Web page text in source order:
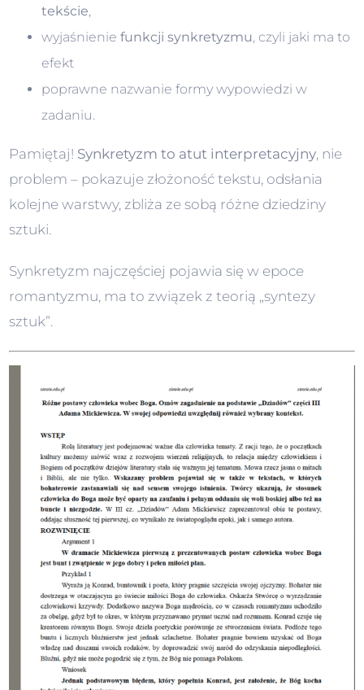
tekście,
wyjaśnienie funkcji synkretyzmu, czyli jaki ma to
efekt
poprawne nazwanie formy wypowiedzi w
zadaniu.
Pamiętaj! Synkretyzm to atut interpretacyjny, nie
problem – pokazuje złożoność tekstu, odsłania
kolejne warstwy, zbliża ze sobą różne dziedziny
sztuki.
Synkretyzm najczęściej pojawia się w epoce
romantyzmu, ma to związek z teorią „syntezy
sztuk”.